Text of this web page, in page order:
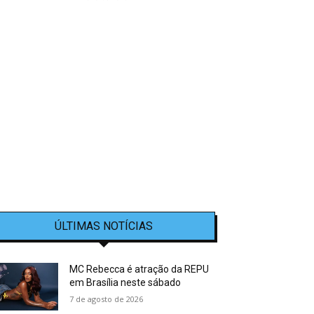
ÚLTIMAS NOTÍCIAS
MC Rebecca é atração da REPU
em Brasília neste sábado
7 de agosto de 2026